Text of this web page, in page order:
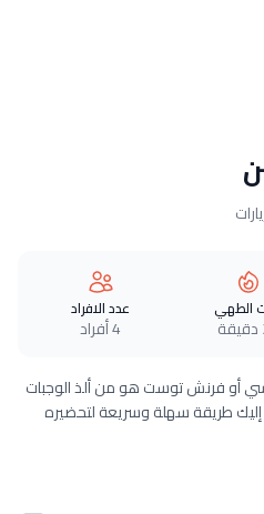
الطهي عدد الافراد
4 أفراد
أو فرنش توست هو من ألذ الوجبات
إليك طريقة سهلة وسريعة لتحضيره